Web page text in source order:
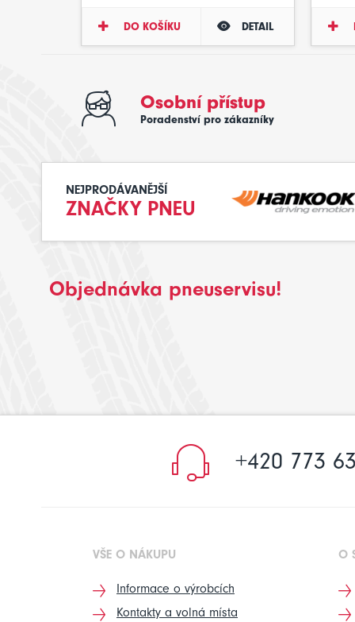
DO KOŠÍKU DETAIL
Osobní přístup
Poradenství pro zákazníky
NEJPRODÁVANĚJŠÍ
ZNAČKY PNEU
Objednávka pneuservisu!
+420 773
VŠE O NÁKUPU
Informace o výrobcích
Kontakty a volná místa
O